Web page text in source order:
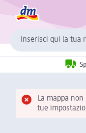
Inserisci qui la tua
La mappa
tue